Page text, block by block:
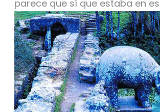
parece que sí que estaba en